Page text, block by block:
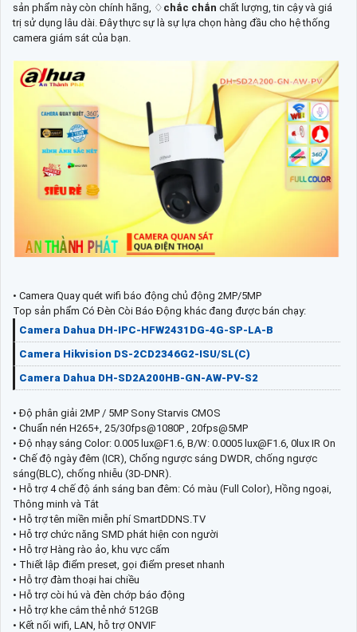
sản phẩm này còn chính hãng, ♢ chắc chắn chất lượng, tin cậy và giá
trị sử dụng lâu dài. Đây thực sự là sự lựa chọn hàng đầu cho hệ thống
camera giám sát của bạn.
• Camera Quay quét wifi báo động chủ động 2MP/5MP
Top sản phẩm Có Đèn Còi Báo Động khác đang được bán chạy:
Camera Dahua DH-IPC-HFW2431DG-4G-SP-LA-B
Camera Hikvision DS-2CD2346G2-ISU/SL(C)
Camera Dahua DH-SD2A200HB-GN-AW-PV-S2
• Độ phân giải 2MP / 5MP Sony Starvis CMOS
• Chuẩn nén H265+, 25/30fps@1080P , 20fps@5MP
• Độ nhạy sáng Color: 0.005 lux@F1.6, B/W: 0.0005 lux@F1.6, 0lux IR On
• Chế độ ngày đêm (ICR), Chống ngược sáng DWDR, chống ngược
sáng(BLC), chống nhiễu (3D-DNR).
• Hỗ trợ 4 chế độ ánh sáng ban đêm: Có màu (Full Color), Hồng ngoại,
Thông minh và Tắt
• Hỗ trợ tên miền miễn phí SmartDDNS.TV
• Hỗ trợ chức năng SMD phát hiện con người
• Hỗ trợ Hàng rào ảo, khu vực cấm
• Thiết lập điểm preset, gọi điểm preset nhanh
• Hỗ trợ đàm thoại hai chiều
• Hỗ trợ còi hú và đèn chớp báo động
• Hỗ trợ khe cắm thẻ nhớ 512GB
• Kết nối wifi, LAN, hỗ trợ ONVIF